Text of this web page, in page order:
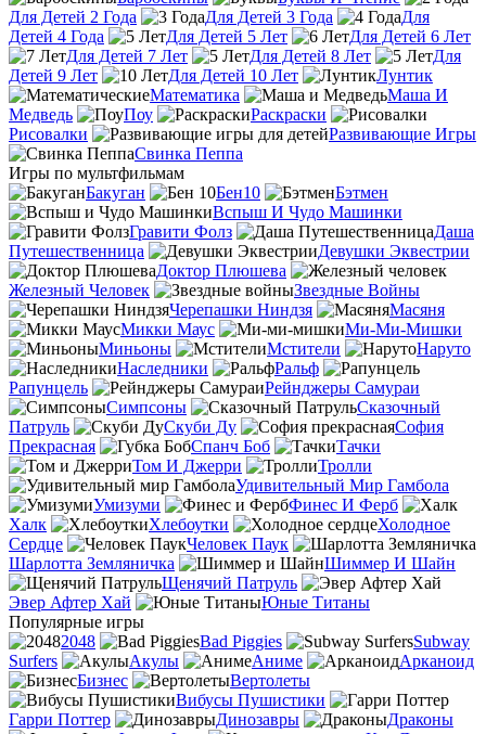
Для Детей 2 Года
Для Детей 3 Года
Для
Детей 4 Года
Для Детей 5 Лет
Для Детей 6 Лет
Для Детей 7 Лет
Для Детей 8 Лет
Для
Детей 9 Лет
Для Детей 10 Лет
Лунтик
Математика
Маша И
Медведь
Поу
Раскраски
Рисовалки
Развивающие Игры
Свинка Пеппа
Игры по мультфильмам
Бакуган
Бен10
Бэтмен
Вспыш И Чудо Машинки
Гравити Фолз
Даша
Путешественница
Девушки Эквестрии
Доктор Плюшева
Железный Человек
Звездные Войны
Черепашки Ниндзя
Масяня
Микки Маус
Ми-Ми-Мишки
Миньоны
Мстители
Наруто
Наследники
Ральф
Рапунцель
Рейнджеры Самураи
Симпсоны
Сказочный
Патруль
Скуби Ду
София
Прекрасная
Спанч Боб
Тачки
Том И Джерри
Тролли
Удивительный Мир Гамбола
Умизуми
Финес И Ферб
Халк
Хлебоутки
Холодное
Сердце
Человек Паук
Шарлотта Земляничка
Шиммер И Шайн
Щенячий Патруль
Эвер Афтер Хай
Юные Титаны
Популярные игры
2048
Bad Piggies
Subway
Surfers
Акулы Аниме
Арканоид
Бизнес
Вертолеты
Вибусы Пушистики
Гарри Поттер
Динозавры
Драконы